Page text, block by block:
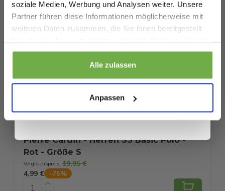
soziale Medien, Werbung und Analysen weiter. Unsere
Partner führen diese Informationen möglicherweise mit
weiteren Daten zusammen, die Sie ihnen bereitgestellt
gesammelt haben.
Alle zulassen
Anpassen
Spezifikationen
Artikelnummer
EAN
7435103039085
27534907
Ähnliche Produkte
Pierre Cardin - Herren SS Basic Polo -
Rot - Größe S
Vergleichspreis 19,95 €
4,99 €
-75%
Geburtstag
Sicher dir 5 € Rabatt
Wenn du dich anmeldest, erklärst du dich damit einverstanden, Angebote
erhalten. Außerdem stimmst du unserer
Datenschutzerklärung